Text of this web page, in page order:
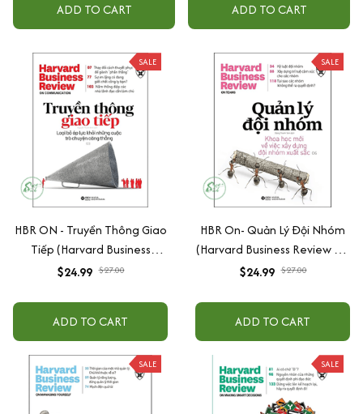
ADD TO CART ADD TO CART
SALE
HBR ON - Truyền Thông Giao
Tiếp (Harvard Business
Review On Stratery)
$24.99 $27.00
ADD TO CART
SALE
HBR On- Quản Lý Đội Nhóm
(Harvard Business Review On
Stratery)
$24.99 $27.00
ADD TO CART
SALE SALE